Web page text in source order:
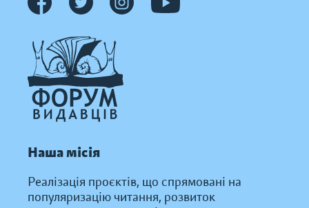
Наша місія
Реалізація проєктів, що спрямовані на
популяризацію читання, розвиток